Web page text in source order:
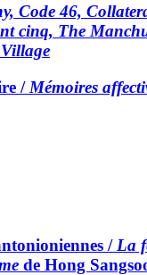
Code 46,
cinq, The
/ Mémoires
/ La
de Hong